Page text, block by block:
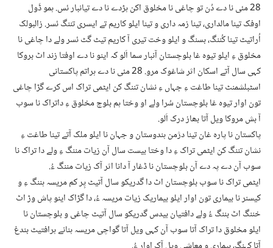
28 مئی نا دے دُن تو چاغی نا مخلوق اکن ہڑدے نا دے تیانبار ئس. ہمو ڈَول
اوفک تینا مالداری، تینا زمہ داری و تینا ایلو کاریم تے ایسری تننگ ئسر. زالبولک
اُراتیٹ تینا کُننگ، بسنگ و ایلو وخت تیری آ کاریم تیٹ گٹ ئسر ولے دا چاغی نا
مخلوق ءِ ایلو تیوہ غا بلوچستان آنبار سما اَلو کہ اینو نا دے اوفتا زند اٹ بروکا
کہی سال آتے اسکان اثر شاغوک مرو. 28 مئی نا دے ہراتم پاکستانی
اسٹبلشمنٹ تینا طاغت ءِ جہاں ءِ نشان تننگ کن ایٹمی تراک اس کرے گڑا چاغی
تون اوار تیوہ غا بلوچستان سُرا ولے او وختا ہم بلوچ مخلوق ءِ داتراک نا سوب
آ بش مروکا ویل آتا بھاز درک اَلو.
پاکستان نا پارہ غان تینا دژمن ہندوستان و جہان نا ایلو ملک آتے تینا طاغت ءِ
نشان تننگ کن ایٹمی تراک ءِ دا وختا بیست سال آن زیات مننگ ءِ ولے دا تراک نا
سوب آن دے پہ دے آن بلوچستان نا ڈغار آ دانا اثر آک زیات مننگ ءُ.
ایٹمی تراک نا سوب بلوچستان اٹ دا گدریکو سال آتیٹ پِر کم مریسہ ہننگ ءِ و
کیسنر نا بیماری تون اوار ایلو بیماریک زیات مریسہ ءُ، دا گڑاک اینو پاش وڑ اٹ
خننگ اٹ بننگ ءُ ولے دافتیان بیدس گدریکو سال آتیٹ چاغی و بلوچستان نا
ایلو مخلوق دا تراک آتا سوب آن کہی ویل آتا گواچی مریسہ ہنانے ہرافتیٹ بندغ